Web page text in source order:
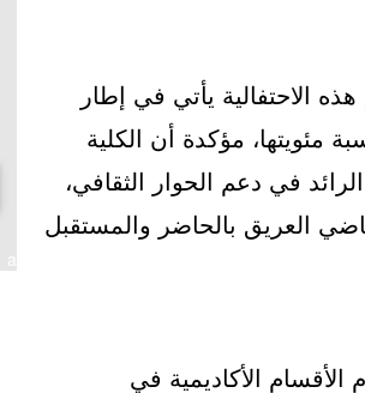
الاحتفالية يأتي في إطار
مئويتها، مؤكدة أن الكلية
في دعم الحوار الثقافي،
العريق بالحاضر والمستقبل
الأقسام الأكاديمية في
a